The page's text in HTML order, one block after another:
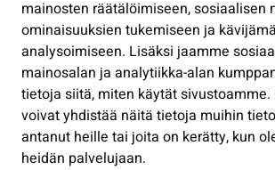
mainosten räätälöimiseen, sosiaalisen
ominaisuuksien tukemiseen ja
analysoimiseen. Lisäksi jaamme
mainosalan ja analytiikka-alan
tietoja siitä, miten käytät
voivat yhdistää näitä tietoja muihin
antanut heille tai joita on kerätty, kun
heidän palvelujaan.
Osallistu ja asioi
Näytä omat evästeasetukseni
Seuraa meitä